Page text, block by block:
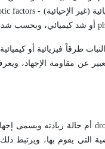
(غير الإحيائية) factors -
أو شد كيميائي، وبحسب
طرقاً فيزيائية أو
عن مقاومة الإجهاد،
أم حالة زيادته ويسمى
التي يقوم بها، ويرتبط